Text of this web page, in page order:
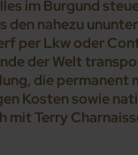
im Burgund
nahezu
per Lkw oder
der Welt
die permanent
Kosten sowie
Terry